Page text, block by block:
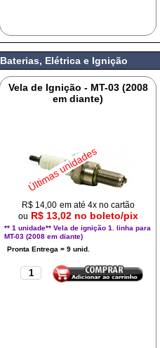
Baterias, Elétrica e Ignição
Vela de Ignição - MT-03 (2008
em diante)
Últimas unidades
R$ 14,00 em até 4x no cartão
ou R$ 13,02 no boleto/pix
** 1 unidade** Vela de ignição 1. linha para
MT-03 (2008 em diante)